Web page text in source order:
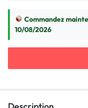
Commandez
10/08/2026